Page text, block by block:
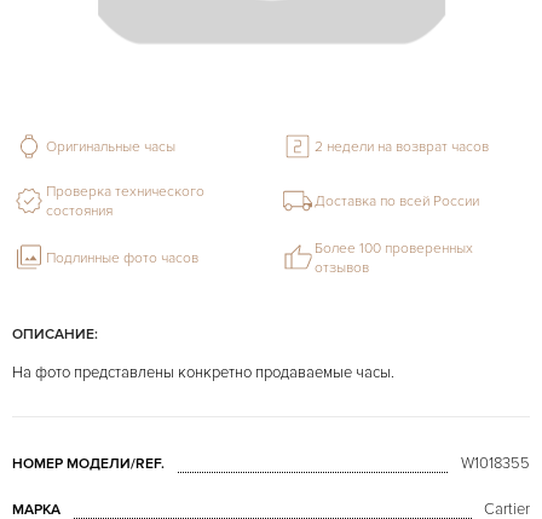
ОПИСАНИЕ:
На фото представлены конкретно продаваемые часы.
НОМЕР МОДЕЛИ/REF. W1018355
МАРКА Cartier
Оригинальные часы 2 недели на возврат часов
Проверка технического
состояния
Доставка по всей России
Подлинные фото часов
Более 100 проверенных
отзывов